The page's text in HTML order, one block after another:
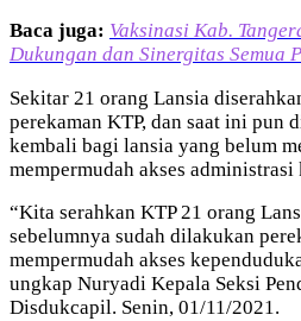
Baca juga: Vaksinasi Kab.
Dukungan dan Sinergitas Semua
Sekitar 21 orang Lansia
perekaman KTP, dan saat ini pun
kembali bagi lansia yang belum
mempermudah akses administrasi
“Kita serahkan KTP 21 orang
sebelumnya sudah dilakukan
mempermudah akses
ungkap Nuryadi Kepala Seksi
Disdukcapil. Senin, 01/11/2021.